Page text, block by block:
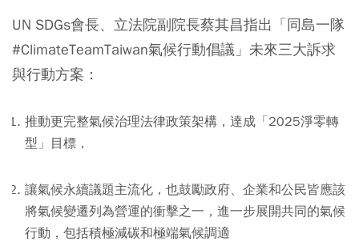
UN SDGs會長、立法院副院長蔡其昌指出「同島一隊
#ClimateTeamTaiwan氣候行動倡議」未來三大訴求
與行動方案：
推動更完整氣候治理法律政策架構，達成「2025淨零轉
型」目標，
讓氣候永續議題主流化，也鼓勵政府、企業和公民皆應該
將氣候變遷列為營運的衝擊之一，進一步展開共同的氣候
行動，包括積極減碳和極端氣候調適